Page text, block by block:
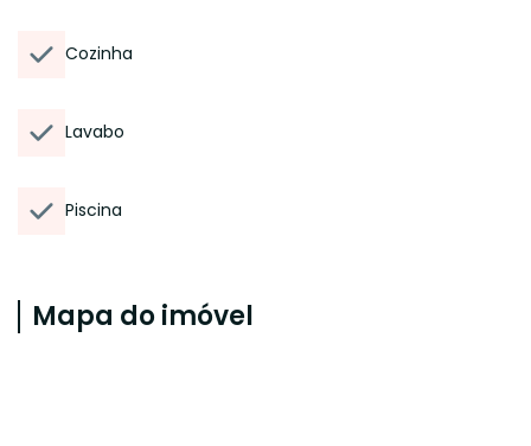
Cozinha
Lavabo
Piscina
Mapa do imóvel